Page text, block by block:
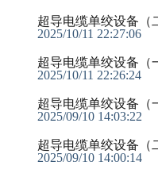
超导电缆单绞设备（
2025/10/11 22:27:06
超导电缆单绞设备（
2025/10/11 22:26:24
超导电缆单绞设备（
2025/09/10 14:03:22
超导电缆单绞设备（
2025/09/10 14:00:14